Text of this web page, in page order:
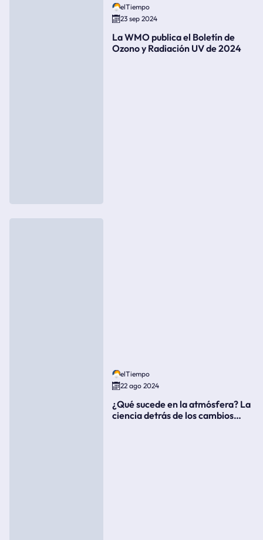
elTiempo
23 sep 2024
La WMO publica el Boletín de
Ozono y Radiación UV de 2024
elTiempo
22 ago 2024
¿Qué sucede en la atmósfera? La
ciencia detrás de los cambios